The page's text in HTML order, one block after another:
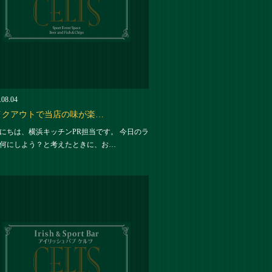
クアウトで当店の味が楽…
ちは、横浜キッチンPR担当です。 今日のラ
にしよう？と考えたときに、お…